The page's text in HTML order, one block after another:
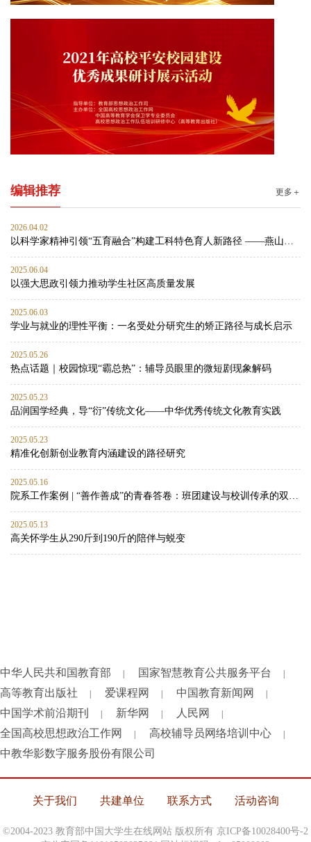
编辑推荐 更多＋
2026.04.02
以科学家精神引领“五育融合”构建工科特色育人新路径 ——燕山大学材料科学与工程学院思政工作案例
2025.06.04
以强大思政引领力推动学生社区高质量发展
2025.06.03
学业与就业的理性平衡：一名受处分研究生的矫正路径与成长启示
2025.05.26
热点话题｜校园惊现“霸总热”：辅导员眼里的微短剧现象解码
2025.05.23
品润国学经典，导“衍”传统文化——中华优秀传统文化教育实践
2025.05.23
精准化创新创业教育内涵建设的路径研究
2025.05.16
院系工作案例 | “善作善成”的青春答卷：班团建设与校训传承的双向赋能实践
2025.05.13
高关怀学生从290斤到190斤的陪伴与蜕变
中华人民共和国教育部 国家智慧教育公共服务平台
高等教育出版社 爱课程网 中国教育新闻网
中国学术前沿期刊 新华网 人民网
全国高校思想政治工作网 高校辅导员网络培训中心
中教华影数字服务股份有限公司
关于我们 共建单位 联系方式 活动咨询
©2004-2023 教育部中国大学生在线网站 版权所有 京ICP备10028400号-2